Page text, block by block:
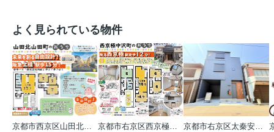
よく見られている物件